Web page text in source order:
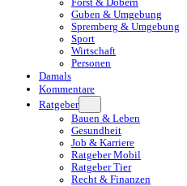
Forst & Döbern
Guben & Umgebung
Spremberg & Umgebung
Sport
Wirtschaft
Personen
Damals
Kommentare
Ratgeber
Bauen & Leben
Gesundheit
Job & Karriere
Ratgeber Mobil
Ratgeber Tier
Recht & Finanzen